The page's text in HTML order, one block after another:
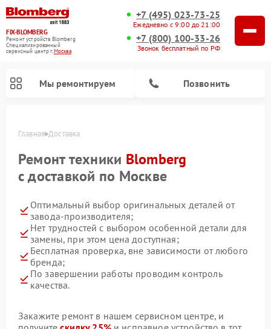
FIX-BLOMBERG
Ремонт устройств Blomberg
Специализированный
cервисный центр г.Москва
+7 (495) 023-73-25
Ежедневно с 9:00 до 21:00
+7 (800) 100-33-26
Звонок бесплатный по РФ
Мы ремонтируем Позвонить
Главная Доставка
Ремонт техники Blomberg
с доставкой по Москве
Оптимальный выбор оригинальных деталей от
завода-производителя;
Нет трудностей с выбором особенной детали для
замены, при этом цена доступная;
Бесплатная проверка, вне зависимости от любого
бренда;
По завершении работы проводим контроль
качества.
Закажите ремонт в нашем сервисном центре, и